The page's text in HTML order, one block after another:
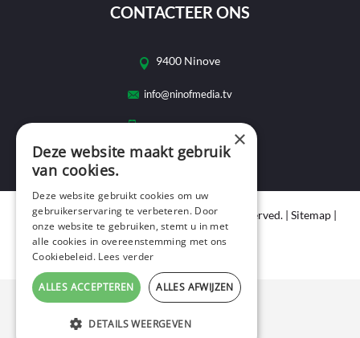
CONTACTEER ONS
9400 Ninove
info@ninofmedia.tv
+32 495 69 32 72
Copyright © 2020 Ninof Media. All Rights Reserved. | Sitemap|
Cookie Policy|Privacy Policy
webdesign
×
Deze website maakt gebruik
van cookies.
Deze website gebruikt cookies om uw
gebruikerservaring te verbeteren. Door
onze website te gebruiken, stemt u in met
alle cookies in overeenstemming met ons
Cookiebeleid. Lees verder
ALLES ACCEPTEREN ALLES AFWIJZEN
DETAILS WEERGEVEN